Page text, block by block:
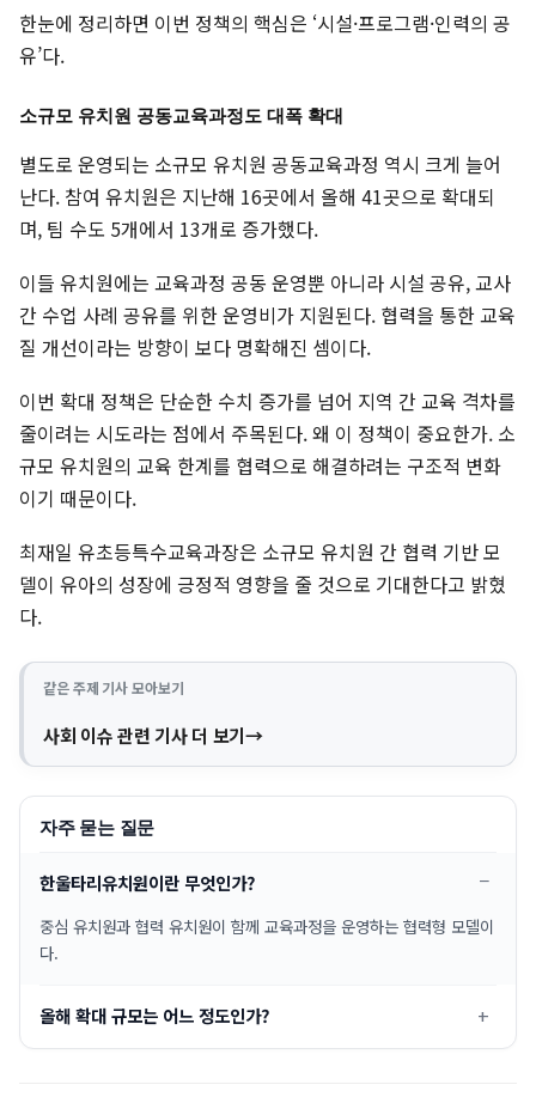
한눈에 정리하면 이번 정책의 핵심은 ‘시설·프로그램·인력의 공
유’다.
소규모 유치원 공동교육과정도 대폭 확대
별도로 운영되는 소규모 유치원 공동교육과정 역시 크게 늘어
난다. 참여 유치원은 지난해 16곳에서 올해 41곳으로 확대되
며, 팀 수도 5개에서 13개로 증가했다.
이들 유치원에는 교육과정 공동 운영뿐 아니라 시설 공유, 교사
간 수업 사례 공유를 위한 운영비가 지원된다. 협력을 통한 교육
질 개선이라는 방향이 보다 명확해진 셈이다.
이번 확대 정책은 단순한 수치 증가를 넘어 지역 간 교육 격차를
줄이려는 시도라는 점에서 주목된다. 왜 이 정책이 중요한가. 소
규모 유치원의 교육 한계를 협력으로 해결하려는 구조적 변화
이기 때문이다.
최재일 유초등특수교육과장은 소규모 유치원 간 협력 기반 모
델이 유아의 성장에 긍정적 영향을 줄 것으로 기대한다고 밝혔
다.
같은 주제 기사 모아보기
사회 이슈 관련 기사 더 보기
자주 묻는 질문
한울타리유치원이란 무엇인가?
중심 유치원과 협력 유치원이 함께 교육과정을 운영하는 협력형 모델이
다.
올해 확대 규모는 어느 정도인가?